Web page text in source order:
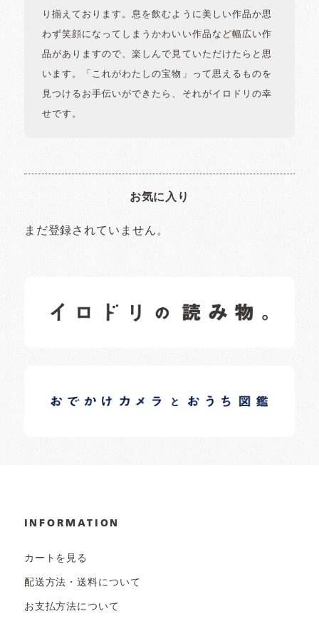
り揃えております。息を飲むように美しい作品か思
わず笑顔になってしまうかわいい作品など幅広い作
品がありますので、楽しんで見ていただけたらと思
います。「これがわたしの宝物」って思えるものを
見つけるお手伝いができたら、それがイロドリの幸
せです。
お気に入り
まだ登録されていません。
日常の様子など随時更新中です。
日常の様子など随時更新中です。
INFORMATION
カートを見る
配送方法・送料について
お支払方法について